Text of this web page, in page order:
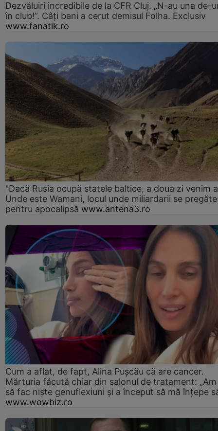
Dezvăluiri incredibile de la CFR Cluj. „N-au una de-
în club!”. Câți bani a cerut demisul Folha. Exclusiv
www.fanatik.ro
"Dacă Rusia ocupă statele baltice, a doua zi venim
Unde este Wamani, locul unde miliardarii se
pentru apocalipsă www.antena3.ro
Cum a aflat, de fapt, Alina Pușcău că are cancer.
Mărturia făcută chiar din salonul de tratament:
să fac niște genuflexiuni și a început să mă înțepe
www.wowbiz.ro